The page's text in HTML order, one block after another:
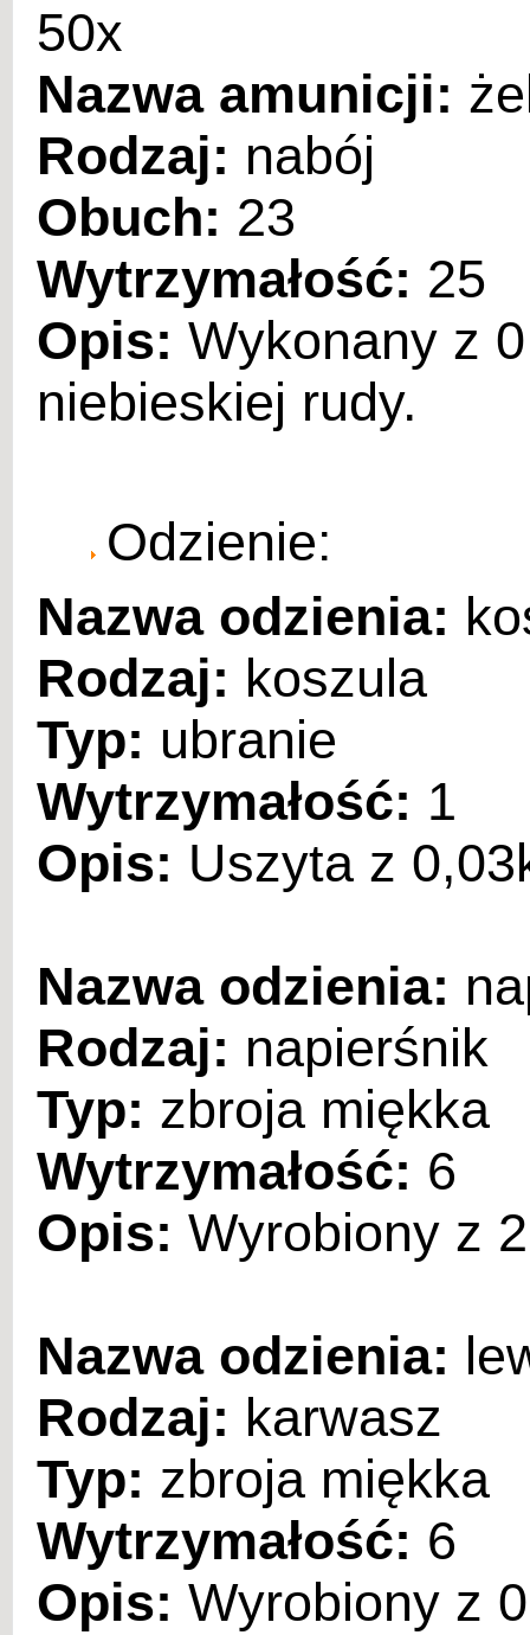
50x
Nazwa amunicji:
Rodzaj: nabój
Obuch: 23
Wytrzymałość: 25
Opis: Wykonany z
niebieskiej rudy.
Odzienie:
Nazwa odzienia:
Rodzaj: koszula
Typ: ubranie
Wytrzymałość: 1
Opis: Uszyta z
Nazwa odzienia:
Rodzaj: napierśnik
Typ: zbroja miękka
Wytrzymałość: 6
Opis: Wyrobiony z
Nazwa odzienia:
Rodzaj: karwasz
Typ: zbroja miękka
Wytrzymałość: 6
Opis: Wyrobiony z